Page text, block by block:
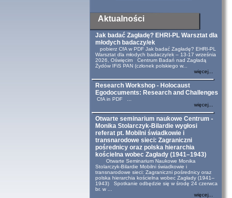
Aktualności
Jak badać Zagładę? EHRI-PL Warsztat dla
młodych badaczy/ek
pobierz CfA w PDF Jak badać Zagładę? EHRI-PL
Warsztat dla młodych badaczy/ek – 13-17 września
2026, Oświęcim Centrum Badań nad Zagładą
Żydów IFiS PAN (członek polskiego w...
więcej...
Research Workshop - Holocaust
Egodocuments: Research and Challenges
CfA in PDF ...
więcej...
Otwarte seminarium naukowe Centrum -
Monika Stolarczyk-Bilardie wygłosi
referat pt. Mobilni świadkowie i
transnarodowe sieci: Zagraniczni
pośrednicy oraz polska hierarchia
kościelna wobec Zagłady (1941–1943)
Otwarte Seminarium Naukowe Monika
Stolarczyk-Bilardie Mobilni świadkowie i
transnarodowe sieci: Zagraniczni pośrednicy oraz
polska hierarchia kościelna wobec Zagłady (1941–
1943) Spotkanie odbędzie się w środę 24 czerwca
br. w ...
więcej...